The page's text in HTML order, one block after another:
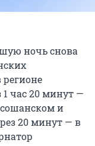
ночь снова
регионе
1 час 20 минут —
и
20 минут — в